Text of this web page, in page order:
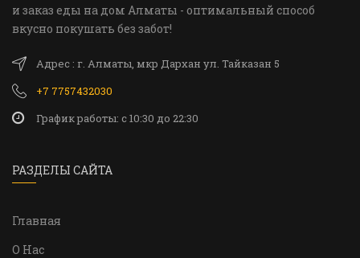
и заказ еды на дом Алматы - оптимальный способ
вкусно покушать без забот!
Адрес : г. Алматы, мкр Дархан ул. Тайказан 5
+7 7757432030
График работы: c 10:30 до 22:30
РАЗДЕЛЫ САЙТА
Главная
О Нас